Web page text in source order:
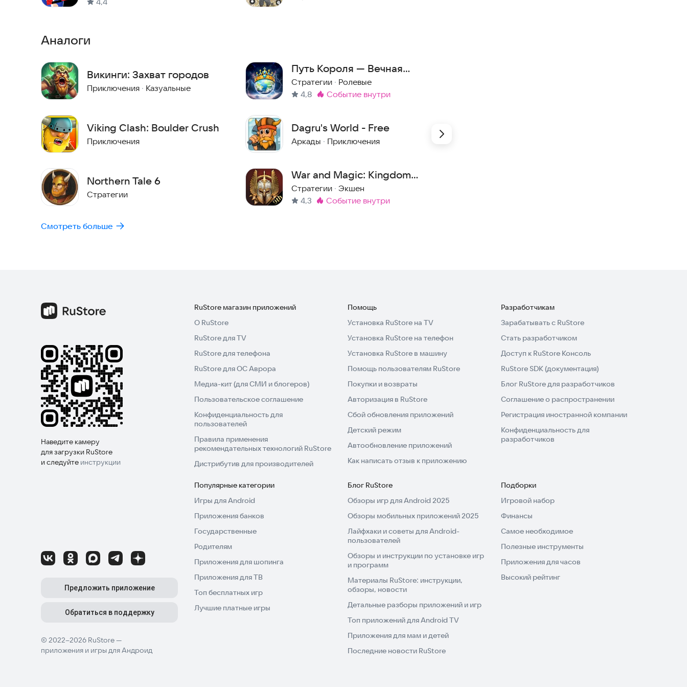
Telegram: https://t.me/vikingrise
Аналоги
Викинги: Захват городов
Приключения · Казуальные
Viking Clash: Boulder Crush
Приключения
Northern Tale 6
Стратегии
Путь Короля — Вечная
Слава
Стратегии · Ролевые
4,8
Метка:
событие внутри
Dagru's World - Free
Аркады · Приключения
War and Magic: Kingdom
Reborn
Стратегии · Экшен
4,3
Метка:
событие внутри
Смотреть больше
Наведите камеру
для загрузки RuStore
и следуйте инструкции
© 2022–2026 RuStore —
приложения и игры для Андроид
Предложить приложение
Обратиться в поддержку
RuStore магазин приложений
О RuStore
RuStore для TV
RuStore для телефона
RuStore для ОС Аврора
Медиа-кит (для СМИ и блогеров)
Пользовательское соглашение
Конфиденциальность для
пользователей
Правила применения
рекомендательных технологий RuStore
Дистрибутив для производителей
Помощь
Установка RuStore на TV
Установка RuStore на телефон
Установка RuStore в машину
Помощь пользователям RuStore
Покупки и возвраты
Авторизация в RuStore
Сбой обновления приложений
Детский режим
Автообновление приложений
Как написать отзыв к приложению
Разработчикам
Зарабатывать с RuStore
Стать разработчиком
Доступ к RuStore Консоль
RuStore SDK (документация)
Блог RuStore для разработчиков
Соглашение о распространении
Регистрация иностранной компании
Конфиденциальность для
разработчиков
Популярные категории
Игры для Android
Приложения банков
Государственные
Родителям
Приложения для шопинга
Приложения для ТВ
Топ бесплатных игр
Лучшие платные игры
Блог RuStore
Обзоры игр для Android 2025
Обзоры мобильных приложений 2025
Лайфхаки и советы для Android-
пользователей
Обзоры и инструкции по установке игр
и программ
Материалы RuStore: инструкции,
обзоры, новости
Детальные разборы приложений и игр
Топ приложений для Android TV
Приложения для мам и детей
Последние новости RuStore
Подборки
Игровой набор
Финансы
Самое необходимое
Полезные инструменты
Приложения для часов
Высокий рейтинг